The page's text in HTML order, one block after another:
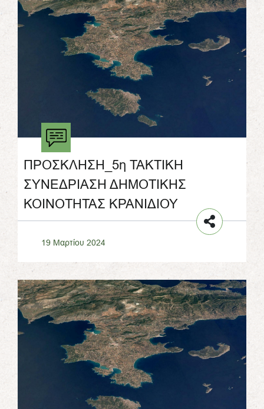
ΠΡΟΣΚΛΗΣΗ_5η ΤΑΚΤΙΚΗ
ΣΥΝΕΔΡΙΑΣΗ ΔΗΜΟΤΙΚΗΣ
ΚΟΙΝΟΤΗΤΑΣ ΚΡΑΝΙΔΙΟΥ
19 Μαρτίου 2024